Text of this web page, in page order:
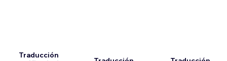
Traducción